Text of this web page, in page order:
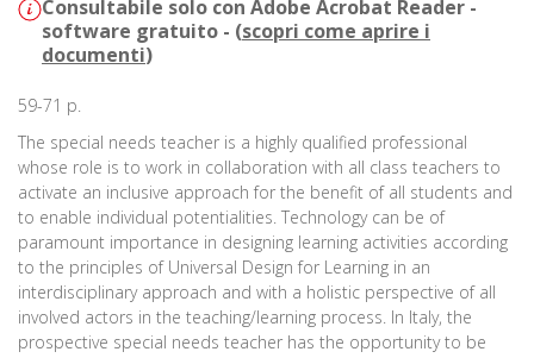
Consultabile solo con Adobe Acrobat Reader -
software gratuito - (scopri come aprire i
documenti)
59-71 p.
The special needs teacher is a highly qualified professional
whose role is to work in collaboration with all class teachers to
activate an inclusive approach for the benefit of all students and
to enable individual potentialities. Technology can be of
paramount importance in designing learning activities according
to the principles of Universal Design for Learning in an
interdisciplinary approach and with a holistic perspective of all
involved actors in the teaching/learning process. In Italy, the
prospective special needs teacher has the opportunity to be